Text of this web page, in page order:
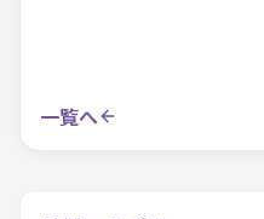
一覧へ